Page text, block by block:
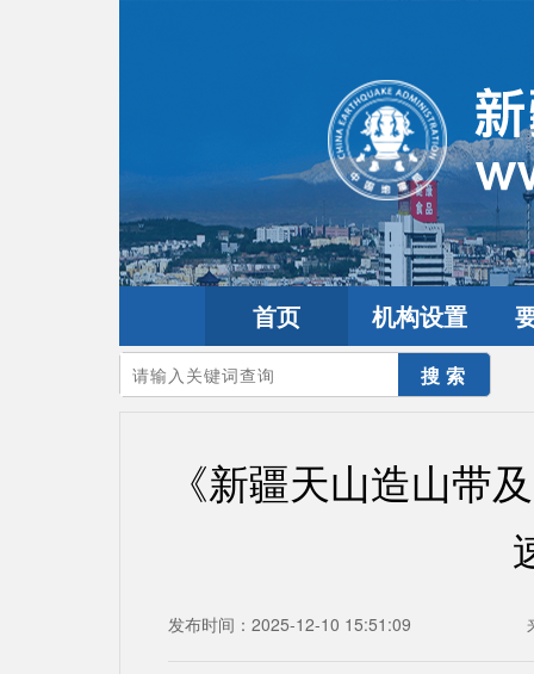
首页 机构设置
您的当前位置：首页>要闻动态
《新疆天山造山带
发布时间：2025-12-10 15:51:09